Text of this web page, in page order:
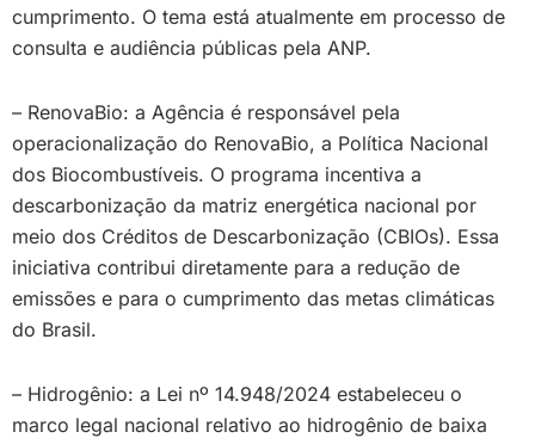
cumprimento. O tema está atualmente em processo de
consulta e audiência públicas pela ANP.
– RenovaBio: a Agência é responsável pela
operacionalização do RenovaBio, a Política Nacional
dos Biocombustíveis. O programa incentiva a
descarbonização da matriz energética nacional por
meio dos Créditos de Descarbonização (CBIOs). Essa
iniciativa contribui diretamente para a redução de
emissões e para o cumprimento das metas climáticas
do Brasil.
– Hidrogênio: a Lei nº 14.948/2024 estabeleceu o
marco legal nacional relativo ao hidrogênio de baixa